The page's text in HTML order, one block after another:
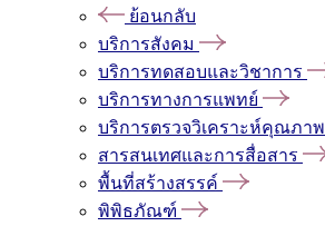
ย้อนกลับ
บริการสังคม
บริการทดสอบและวิชาการ
บริการทางการแพทย์
บริการตรวจวิเคราะห์คุณภาพ
สารสนเทศและการสื่อสาร
พื้นที่สร้างสรรค์
พิพิธภัณฑ์